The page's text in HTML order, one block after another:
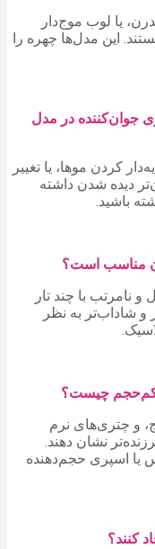
یا لوب موج‌دار
این مدل‌ها چهره را
جوان‌کننده در مدل
کردن موها، یا تغییر
دیده شدن داشته
باشید.
نامرتب با چند تار
شاداب‌تر به نظر
و چتری‌های نرم
نشان دهند.
یا اسپری حجم‌دهنده